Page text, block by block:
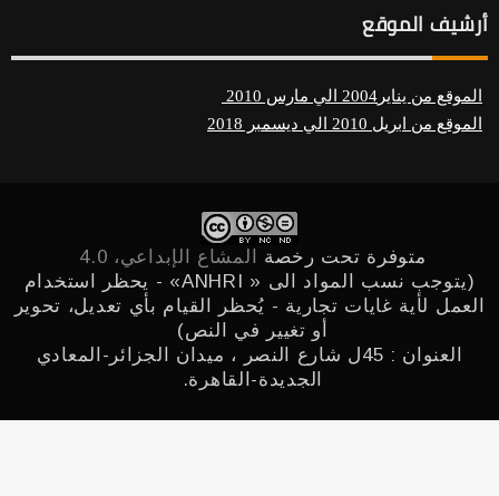
أرشيف الموقع
الموقع من يناير2004 الي مارس 2010
الموقع من ابريل 2010 الي ديسمبر 2018
متوفرة تحت رخصة المشاع الإبداعي، 4.0
(يتوجب نسب المواد الى « ANHRI» - يحظر استخدام
العمل لأية غايات تجارية - يُحظر القيام بأي تعديل، تحوير
أو تغيير في النص)
العنوان : 45ل شارع النصر ، ميدان الجزائر-المعادي
الجديدة-القاهرة. ‎